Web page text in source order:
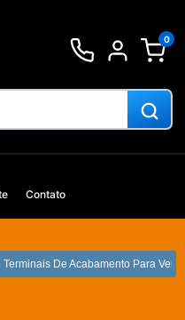
0
Contato
Terminais De Acabamento Para